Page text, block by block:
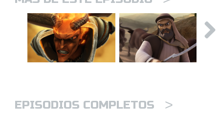
EPISODIOS COMPLETOS >